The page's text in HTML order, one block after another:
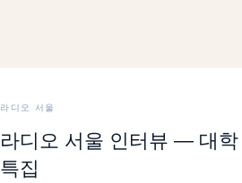
라디오 서울
라디오 서울 인터뷰 — 대학
특집